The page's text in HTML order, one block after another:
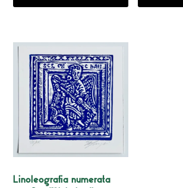
Linoleografia numerata